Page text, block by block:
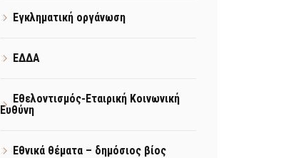
Εγκληματική οργάνωση
ΕΔΔΑ
Εθελοντισμός-Εταιρική Κοινωνική
Ευθύνη
Εθνικά θέματα – δημόσιος βίος